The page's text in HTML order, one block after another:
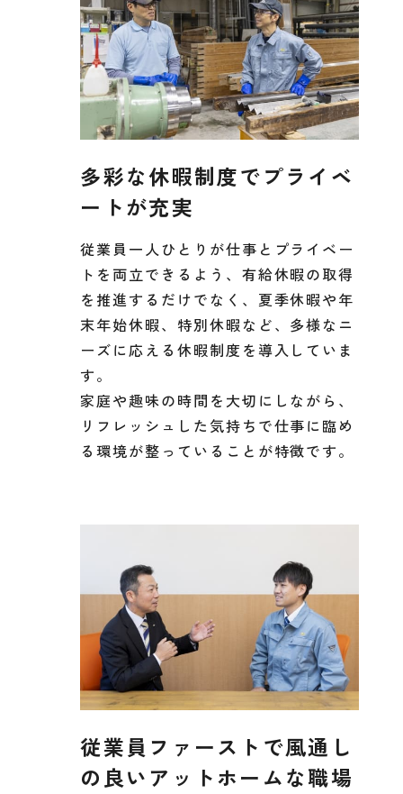
多彩な休暇制度でプライベ
ートが充実
従業員一人ひとりが仕事とプライベー
トを両立できるよう、有給休暇の取得
を推進するだけでなく、夏季休暇や年
末年始休暇、特別休暇など、多様なニ
ーズに応える休暇制度を導入していま
す。
家庭や趣味の時間を大切にしながら、
リフレッシュした気持ちで仕事に臨め
る環境が整っていることが特徴です。
従業員ファーストで風通し
の良いアットホームな職場